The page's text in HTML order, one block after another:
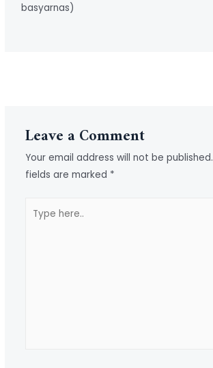
basyarnas)
Leave a Comment
Your email address will not be published.
fields are marked *